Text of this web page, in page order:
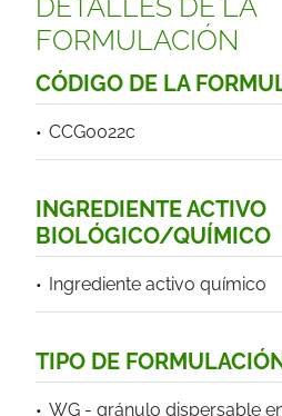
DETALLES DE LA
FORMULACIÓN
CÓDIGO DE LA
CCG0022c
INGREDIENTE ACTIVO
BIOLÓGICO/QUÍMICO
Ingrediente activo químico
TIPO DE
WG - gránulo dispersable